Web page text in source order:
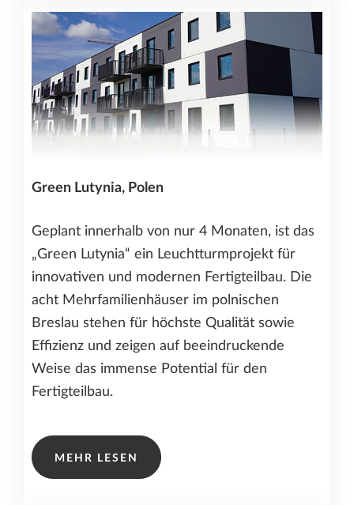
Green Lutynia, Polen
Geplant innerhalb von nur 4 Monaten, ist das
„Green Lutynia“ ein Leuchtturmprojekt für
innovativen und modernen Fertigteilbau. Die
acht Mehrfamilienhäuser im polnischen
Breslau stehen für höchste Qualität sowie
Effizienz und zeigen auf beeindruckende
Weise das immense Potential für den
Fertigteilbau.
MEHR LESEN